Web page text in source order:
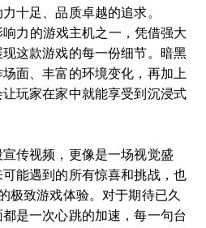
十足、品质卓越的追求。
力的游戏主机之一，凭借强大
这款游戏的每一份细节。暗黑
面、丰富的环境变化，再加上
玩家在家中就能享受到沉浸式
传视频，更像是一场视觉盛
能遇到的所有惊喜和挑战，也
极致游戏体验。对于期待已久
是一次心跳的加速，每一句台